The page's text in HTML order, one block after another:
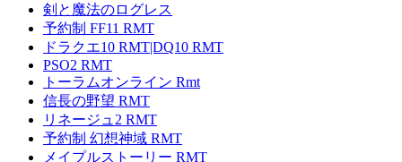
剣と魔法のログレス
予約制 FF11 RMT
ドラクエ10 RMT|DQ10 RMT
PSO2 RMT
トーラムオンライン Rmt
信長の野望 RMT
リネージュ2 RMT
予約制 幻想神域 RMT
メイプルストーリー RMT